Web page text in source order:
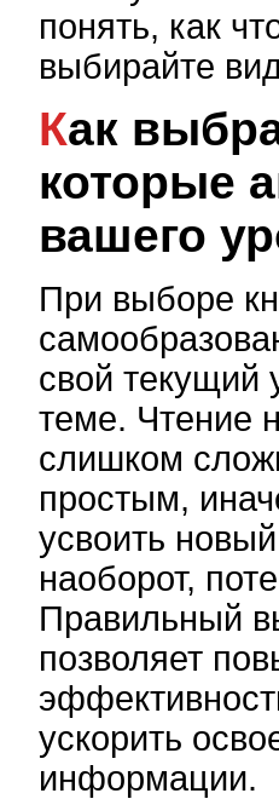
понять, как
выбирайте
Как выбрать книги,
которые
вашего
При выборе
свой текущий
теме. Чтение
слишком
простым,
усвоить
наоборот,
Правильный
позволяет
ускорить
информации.